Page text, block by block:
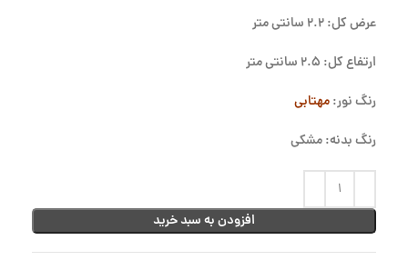
عرض کل: 2.2 سانتی متر
ارتفاع کل: 2.5 سانتی متر
رنگ نور:مهتابی
رنگ بدنه: مشکی
افزودن به سبد خرید